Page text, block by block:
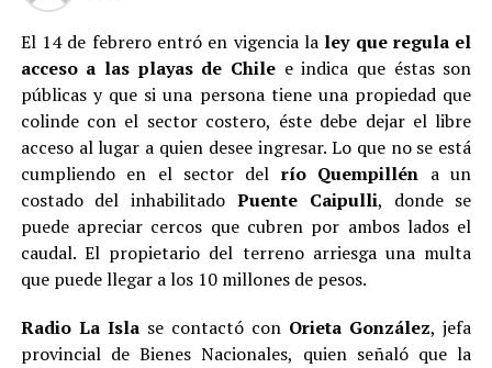
El 14 de febrero entró en vigencia la ley que regula el
acceso a las playas de Chilee indica que éstas son
públicas y que si una persona tiene una propiedad que
colinde con el sector costero, éste debe dejar el libre
acceso al lugar a quien desee ingresar. Lo que no se está
cumpliendo en el sector del río Quempillén a un
costado del inhabilitado Puente Caipulli, donde se
puede apreciar cercos que cubren por ambos lados el
caudal. El propietario del terreno arriesga una multa
que puede llegar a los 10 millones de pesos.
Radio La Islase contactó con Orieta González, jefa
provincial de Bienes Nacionales, quien señaló que la